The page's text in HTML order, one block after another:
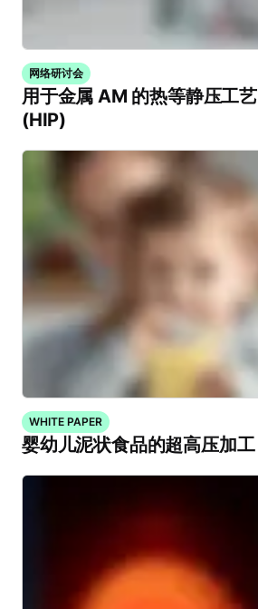
网络研讨会
用于金属 AM 的热等静压工艺
(HIP)
WHITE PAPER
婴幼儿泥状食品的超高压加工